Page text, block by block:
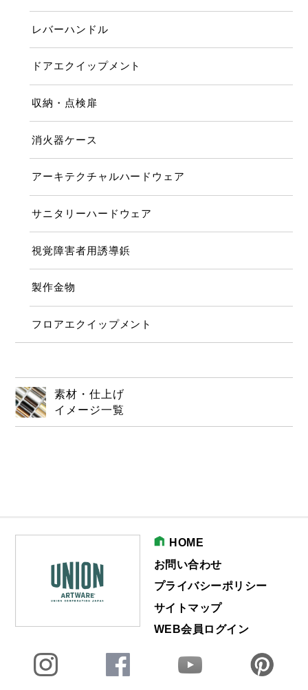
レバーハンドル
ドアエクイップメント
収納・点検扉
消火器ケース
アーキテクチャルハードウェア
サニタリーハードウェア
視覚障害者用誘導鋲
製作金物
フロアエクイップメント
素材・仕上げ
イメージ一覧
HOME
お問い合わせ
プライバシーポリシー
サイトマップ
WEB会員ログイン